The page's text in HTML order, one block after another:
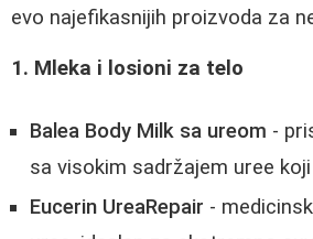
evo najefikasnijih proizvoda za
1. Mleka i losioni za telo
Balea Body Milk sa ureom -
sa visokim sadržajem uree
Eucerin UreaRepair -